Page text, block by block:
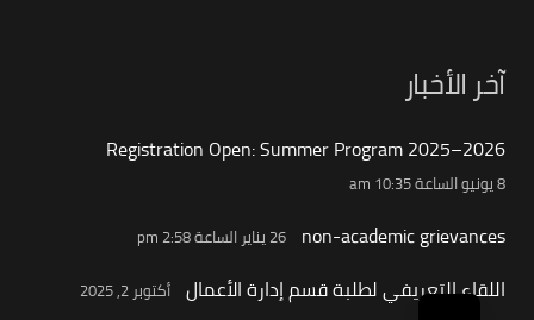
آخر الأخبار
Registration Open: Summer Program 2025–2026
8 يونيو الساعة 10:35 am
non-academic grievances 26 يناير الساعة 2:58 pm
اللقاء التعريفي لطلبة قسم إدارة الأعمال أكتوبر 2, 2025